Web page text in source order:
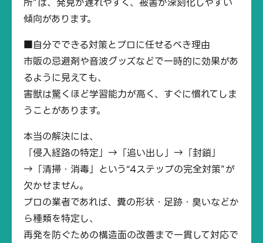
傾向があります。
■自分でできる対策とプロに任せるべき理由
市販の忌避剤や音波グッズなどで一時的に効果があ
るように見えても、
害獣は驚くほど学習能力が高く、すぐに慣れてしま
うことがあります。
本当の解決には、
「侵入経路の特定」→「追い出し」→「封鎖」
→「清掃・消毒」という“4ステップの完全対策”が
欠かせません。
プロの業者であれば、糞の形状・足跡・臭いなどか
ら種類を特定し、
再発を防ぐための構造面の改善まで一貫して対応で